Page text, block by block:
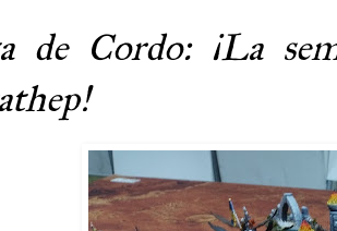
de Cordo: ¡La